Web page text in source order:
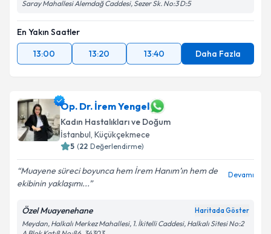
Saray Mahallesi Alemdağ Caddesi, Sezer Sk. No:3 D:5
En Yakın Saatler
13:00
13:20 13:40 Daha Fazla
Op. Dr. İrem Yengel
Kadın Hastalıkları ve Doğum
İstanbul, Küçükçekmece
5 (22 Değerlendirme)
Muayene süreci boyunca hem İrem Hanım’ın hem de
ekibinin yaklaşımı...
Devamı
Özel Muayenehane Haritada Göster
Meydan, Halkalı Merkez Mahallesi, 1. İkitelli Caddesi, Halkalı Sitesi No:2